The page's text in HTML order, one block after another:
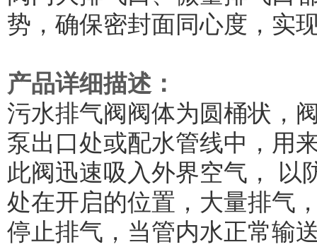
势，确保密封面同心度，实
产品详细描述：
污水排气阀阀体为圆桶状，
泵出口处或配水管线中，用
此阀迅速吸入外界空气， 以
处在开启的位置，大量排气
停止排气，当管内水正常输